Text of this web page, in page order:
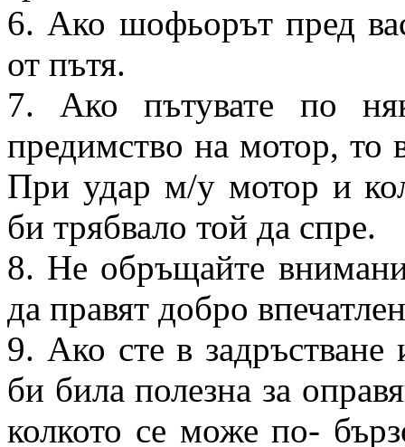
6. Ако шофьорът пред
от пътя.
7. Ако пътувате по
предимство на мотор, то
При удар м/у мотор и
би трябвало той да спре.
8. Не обръщайте
да правят добро
9. Ако сте в задръстване
би била полезна за
колкото се може по-